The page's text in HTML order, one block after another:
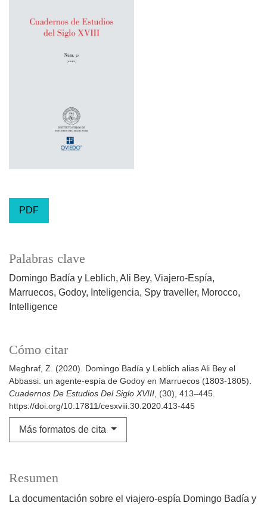
PDF
Palabras clave
Domingo Badía y Leblich Ali Bey Viajero-Espía
Marruecos Godoy Inteligencia Spy traveller Morocco
Intelligence
Cómo citar
Meghraf, Z. (2020). Domingo Badía y Leblich alias Ali Bey el
Abbassi: un agente-espía de Godoy en Marruecos (1803-1805).
Cuadernos De Estudios Del Siglo XVIII , (30), 413–445.
https://doi.org/10.17811/cesxviii.30.2020.413-445
Más formatos de cita
Resumen
La documentación sobre el viajero-espía Domingo Badía y